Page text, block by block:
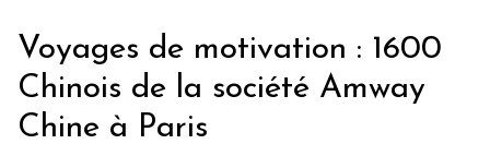
Voyages de motivation : 1600
Chinois de la société Amway
Chine à Paris